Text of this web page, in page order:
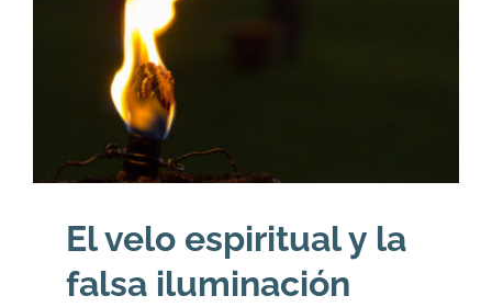
CONTACTO
Carrito
El velo espiritual y la
falsa iluminación